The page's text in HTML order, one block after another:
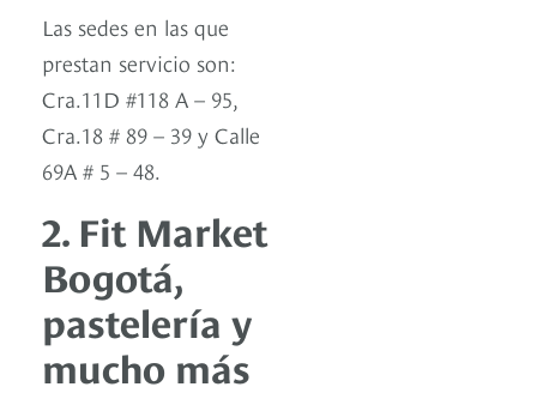
Las sedes en las que
prestan servicio son:
Cra.11D #118 A – 95,
Cra.18 # 89 – 39 y Calle
69A # 5 – 48.
2. Fit Market
Bogotá,
pastelería y
mucho más